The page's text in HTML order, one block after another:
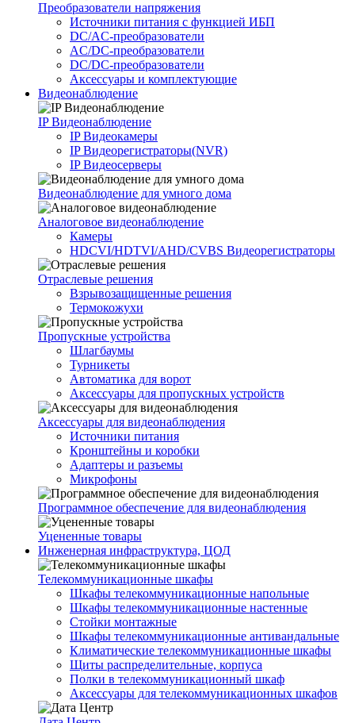
Преобразователи напряжения
Источники питания c функцией ИБП
DC/AC-преобразователи
AC/DC-преобразователи
DC/DC-преобразователи
Аксессуары и комплектующие
Видеонаблюдение
IP Видеонаблюдение
IP Видеокамеры
IP Видеорегистраторы(NVR)
IP Видеосерверы
Видеонаблюдение для умного дома
Аналоговое видеонаблюдение
Камеры
HDCVI/HDTVI/AHD/CVBS Видеорегистраторы
Отраслевые решения
Взрывозащищенные решения
Термокожухи
Пропускные устройства
Шлагбаумы
Турникеты
Автоматика для ворот
Аксессуары для пропускных устройств
Аксессуары для видеонаблюдения
Источники питания
Кронштейны и коробки
Адаптеры и разъемы
Микрофоны
Программное обеспечение для видеонаблюдения
Уцененные товары
Инженерная инфраструктура, ЦОД
Телекоммуникационные шкафы
Шкафы телекоммуникационные напольные
Шкафы телекоммуникационные настенные
Стойки монтажные
Шкафы телекоммуникационные антивандальные
Климатические телекоммуникационные шкафы
Щиты распределительные, корпуса
Полки в телекоммуникационный шкаф
Аксессуары для телекоммуникационных шкафов